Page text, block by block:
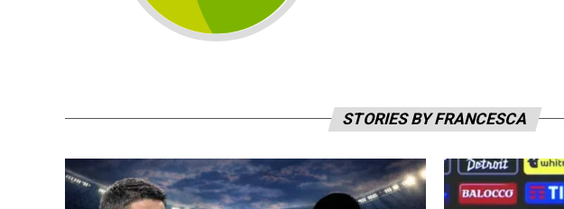
STORIES BY FRANCESCA